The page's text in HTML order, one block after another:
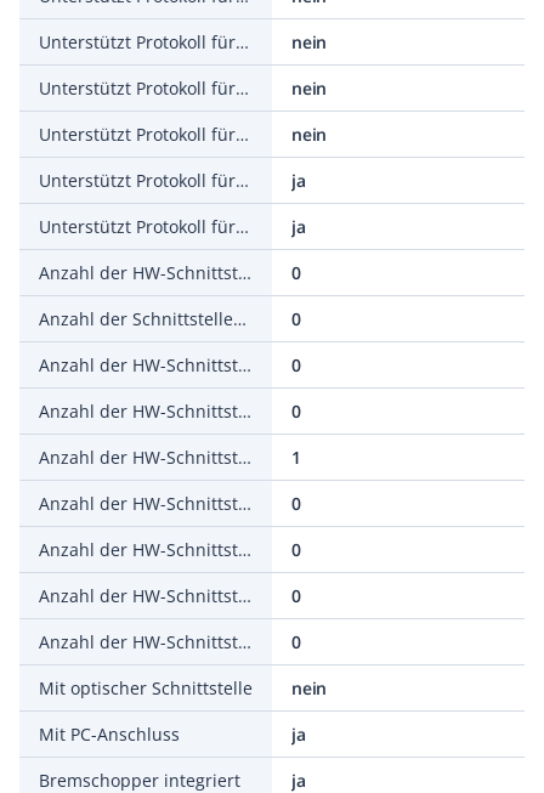
Unterstützt Protokoll für INTERBUS-Safety
nein
Unterstützt Protokoll für PROFIsafe
nein
Unterstützt Protokoll für SafetyBUS p
nein
Unterstützt Protokoll für BACnet
ja
Unterstützt Protokoll für sonstige Bussysteme
ja
Anzahl der HW-Schnittstellen Industrial Ethernet
0
Anzahl der Schnittstellen PROFINET
0
Anzahl der HW-Schnittstellen seriell RS-232
0
Anzahl der HW-Schnittstellen seriell RS-422
0
Anzahl der HW-Schnittstellen seriell RS-485
1
Anzahl der HW-Schnittstellen seriell TTY
0
Anzahl der HW-Schnittstellen USB
0
Anzahl der HW-Schnittstellen parallel
0
Anzahl der HW-Schnittstellen sonstige
0
Mit optischer Schnittstelle
nein
Mit PC-Anschluss
ja
Bremschopper integriert
ja